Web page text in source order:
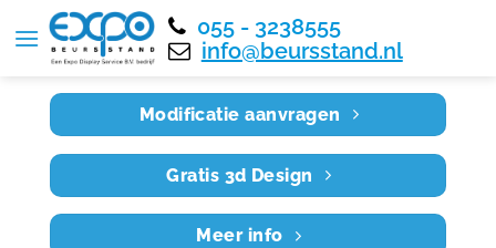
055 - 3238555
info@beursstand.nl
Home RE5X5 004
Modificatie aanvragen
Gratis 3d Design
Meer info